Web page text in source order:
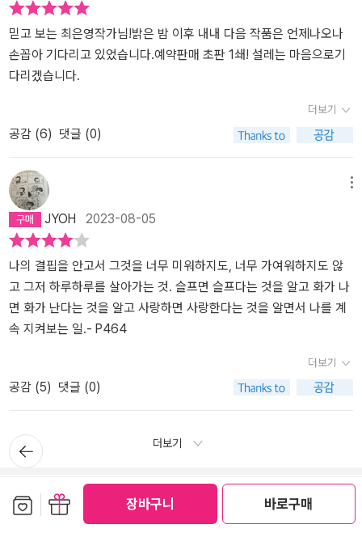
장바구니 바로구매
었다. 촘촘하고 치밀한 각 소설에 대한 감상을 적기가 너무 어려웠다.
써야 할 것이 넘쳐 그 중 무엇을 가져오고 어떻게 써야 할지 암담했다.
그래도 뭔가를 조금이라도 써야한다는 강박에 감상을 적었지만 오히
려 아무것도 가져오지 못한 것 같다. 당연한 말이지만 소설은 그저 읽
한 통증이 기남의 등과 배에 퍼져나갔다. 기남은 마이클의 머리칼을
쓰다듬으면서 가만히 고개를 끄덕였다. 마이클은 자신을 몰랐고 자신
이 살아온 시간을 몰랐다. 하지만 그 순간, 자신에 대해 아무것도 모르
는 그애가 오히려 자신보다 자신을 더 많이 이해하고 있는 것처럼 느
껴진 건 무슨 이유였을까. 부끄러워도 돼요. 기남은 그 말을 믿을 수
없었다. 한 번도 기대하지 않았던 말, 기남은 그 말을 잊을 수 없으리
라고 생각했다.‘사라지는, 사라지지 않는’ p.319]
게 부질없이 힘만 든다는 생각이 지치게 만든다.스스로 의미가 없을
까봐 매너리즘에 빠질까봐 매일매일이 두려웠다.계속 나를 의심하고
나를 다그치는 일에 지친다. 대단한 의미를 부여하지 않는다고 하면
서도 내가 그 의미에 눌리거나 도망치고 싶어지는 기분 동시에 그런
고 기억해야하는 일이 싫은 건 아니지만지금 내가 잘 하고 있는지 자
만하고 있는 건 아닌지..조급해져버렸지만... 결국 나는 긴장하고 준비
하는 그 마음을 놓쳐버린걸까그런 생각을 읽으며 했었드랬다. 3. 언
니’ 나는 내가 무엇을 원하는지 보다 다른 사람들이 내게 무엇을 원하
는지 샌경 썼던 것 같네 내가 뭘 좋앟는지도 잘 모르면서 다른 사람들
이 좋아하는 사람이 되기 위해 애썼지.어린 시절부터 오랫도록 나에
대한 부정적인 반응을 느끼며 자라서인지 나에게는 내가 결코 타인에
게 호감을 살 수 없는 사람 멸시받을 만한 사람이라는 이상한 믿음이
있었거든그럴수록 나는 남들에게 더 많이 맞춰줬고 남들이 나를 좋아
하게 하려면 어떻게 해야하는지 매번 고민했어.그렇게 내가 뭘 좋아
하는지 뭘 싫어하는지도 모르는 채로 남들이 하자는대로 끌려다니고
가장 큰 두려움은 다른 사람이 내게 실망하는 거였어. 나는 절대로 절
대로 누군가의 짐이 되고 싶지 않았어” “ 있는 일을 없는 일로 두는
것 모른 척하는 것그게 우리의 힘으로 감당하기 어려운 상황을 대하
는 우리의 오래된 습관이었어 그건 서로가 서로에게 결정적으로 힘이
되어 줄 수 없다는 걸 인정하는 방식이기도 하지 자기 자신을 속이는
거야 다 괜찮다고 별 일 아니라고 들쑤셔 봤자 문제만 더 커질 뿐이라
고 ”나의 보호자로 자처하는 일그건 책임감이 크기 때문이기도 하지
만 자신이 강하고 독립적인 사람이라는 걸 확인하는 방법이기도 했을
나를 지나쳐 갔다. 우리는 사실 질문을 기다리고 있다. 괜찮냐고? 힘
들지 않냐고? 아무런 보탬이 되지 않는 지나가는 말일수도 있지만 그
질문을 애타게 기다리는 이들이 있다. 별 생각없이 예의상 물어본 말
에 오랜시간 침묵을 지켜온 이들이 봇물 터지듯이 그동안의 애환을
의 사연에 귀를 기울이는것은 익명의 누군가에게 ‘괜찮냐’는 말을 건
넬 용기를 얻기 위해서이다. 그렇게 많은 시간을 공들였음에도 무심
히 그들을 지나친 나의 발걸음은 과연 그동안 모아온 나의 지식과 지
혜가 무슨 소용이 있는 것이냐고 따진다. 그래서 그런지 ‘몫’에서 희영
의 말은 수치심을 증폭시킨다. “나는 그런 사람이 되기 싫었어. 읽고
쓰는 것만으로 나는 어느 정도 내 몫을 했다, 하고 부채감 털어버리고
사는 사람들 있잖아. 부정의를 비판하는 것만으로 자신이 정의롭다는
느낌을 얻고 영영 자신이 옳다고 생각하며 사는 사람들.(79)” 양경언
평론가는 이 부분에 대해서 이렇게 말한다. “희영은 해진에게 진실에
도달하기 위해 읽고 쓰는 일이 중요하기는 하지만, 진실에 도달하는
과정 자체가 쉽지 않다는 것을 늘 염두에 두어야 하며 그 지난한 과정
버리기 쉽다고 전한다.(330)”이 세상의 부조리와 부정의를 비판하는
사람들을 쉽게 볼 수 있다. 가짜 뉴스가 판을 치고 사회적 이슈들이 정
쟁의 도구로 악용되고 좌우의 이념적 프레임을 덧씌워 옳고 그름의
판단을 흐리게 만드는 일들이 비일비재하다. 어찌보면 목소리를 내는
것은 쉬운 일이다. 의식있는 척 남의 시선에 아랑곳하지 않고 소신을
지키는 것 또한 어려운 일은 아닌 것처럼 보인다. 하지만 그것을 몸으
로 보여주는 것은 결코 쉽지 않다. 삶이라는 긴 시간을 영위하는 몸뚱
아리가 버티고 있는 모습을 보여주는 것은 너무나도 어려운 일이다.
편이 수록되어 있었습니다.직장생활을 하다 다시 대학에 입학한 인물
이 충만한 기쁨과 예상치 못한 어려움을 그린 「아주 희미한 빛으로도」​
어쩌면 그때의 나는 막연하게나마 그녀를 따라가고 싶었던 것 같다.
나와 닮은 누군가가 등불을 들고 내 앞에서 걸어주고, 내가 발을 디딜
디로 가는지 모르지만, 적어도 사라지지 않고 계속 나아갈 수 있다는
걸 알려주는 빛, 그런 빛을 좇고 싶었는지 모른다. 그리고 나는 그 빛
을 다른 사람이 아닌 그녀에게서 보고 싶었다. 그 빛이 사라진 후, 나
는 아직 더듬거리며 내가 어디까지 왔는지 어림해보곤 한다. 그리고
어디로 가게 될 것인지도. 나는 그녀가 갔던 곳까지는 온 걸까. 아직
다다르지 않았나. - page 44​교지 편집부 활동에서 조금씩 자신만의
글을 써나가면서 여성문제를 둘러싼 갈등과 그 시대의 상황으로부터
인물들 간 틈이 그려진 「몫」​글이라는 게 그렇게 대단한 건지 모르겠
어. 정말 그런가...... 내가 여기서 언니들이랑 밥하고 청소하고 애들
보는 일보다 글쓰는 게 더 숭고한 일인가, 그렇게 대단한 일인가, 누가
물으면 난 잘 모르겠다고 답할 것 같아.희영은 열어놓은 창가를 바라
나는 어느 정도 내 몫을 했다, 하고 부채감 털어버리고 사는 사람들 있
잖아. 부정의를 비판하는 것만으로 자신이 정의롭다는 느낌을 얻고
영영 자신이 옳다고 생각하며 사는 사람들. 편집부 할 때, 나는 어느
정도 그런 사람이었던 것 같아. 내가 그랬다는 거야. 다른 사람들은 달
랐겠지만. - page 79 ~ 80​동갑내기 인턴과 함께 카풀을 하면서 그
뒤 서로에게 어떤 의미였는지 되짚게 된 「일 년」​그녀가 퇴원하기 전날
에도 다희는 그녀를 찾아와 곁에 머무르다 갔지만, 다희도 그녀도 서
믿고 보는 최은영작가님!밝은 밤 이후 내내 다음 작품은 언제나오나
손꼽아 기다리고 있었습니다.예약판매 초판 1쇄! 설레는 마음으로기
다리겠습니다.
더보기
공감 (6) 댓글 (0)
JYOH 2023-08-05
나의 결핍을 안고서 그것을 너무 미워하지도, 너무 가여워하지도 않
고 그저 하루하루를 살아가는 것. 슬프면 슬프다는 것을 알고 화가 나
면 화가 난다는 것을 알고 사랑하면 사랑한다는 것을 알면서 나를 계
속 지켜보는 일.- P464
더보기
공감 (5) 댓글 (0)
더보기
응원 댓글
뒤로가
기